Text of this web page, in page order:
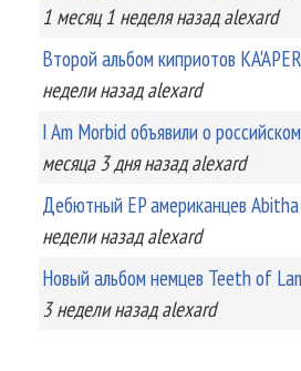
1 месяц 1 неделяназад alexard
Второй альбом киприотов KA'APER
неделиназад alexard
I Am Morbid объявили о
месяца 3 дняназад alexard
Дебютный EP американцев Abitha
неделиназад alexard
Новый альбом немцев Teeth of
3 неделиназад alexard